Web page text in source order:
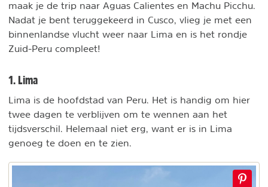
maak je de trip naar Aguas Calientes en Machu Picchu.
Nadat je bent teruggekeerd in Cusco, vlieg je met een
binnenlandse vlucht weer naar Lima en is het rondje
Zuid-Peru compleet!
1. Lima
Lima is de hoofdstad van Peru. Het is handig om hier
twee dagen te verblijven om te wennen aan het
tijdsverschil. Helemaal niet erg, want er is in Lima
genoeg te doen en te zien.